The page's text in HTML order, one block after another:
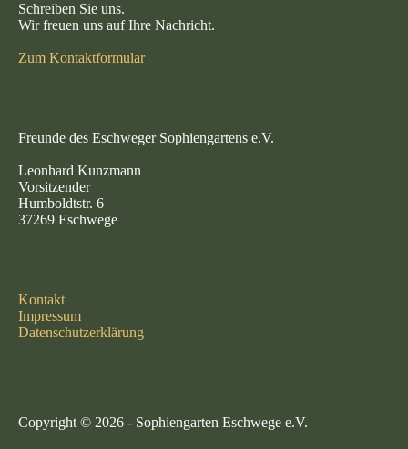
Schreiben Sie uns.
Wir freuen uns auf Ihre Nachricht.
Zum Kontaktformular
Freunde des Eschweger Sophiengartens e.V.
Leonhard Kunzmann
Vorsitzender
Humboldtstr. 6
37269 Eschwege
Kontakt
Impressum
Datenschutzerklärung
Copyright © 2026 - Sophiengarten Eschwege e.V.